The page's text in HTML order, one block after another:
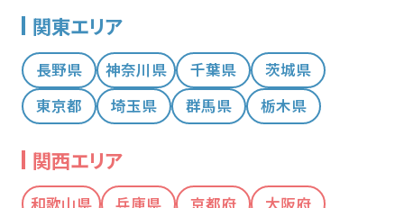
関東エリア
長野県 神奈川県 千葉県
茨城県
東京都
埼玉県 群馬県 栃木県
関西エリア
和歌山県 兵庫県 京都府 大阪府